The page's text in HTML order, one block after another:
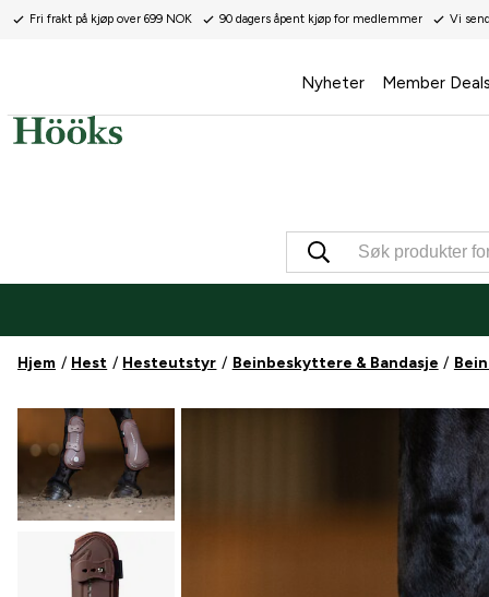
Fri frakt på kjøp over 699 NOK 90 dagers åpent kjøp for medlemmer Vi
Nyheter Member
Hjem Hest Hesteutstyr Beinbeskyttere & Bandasje